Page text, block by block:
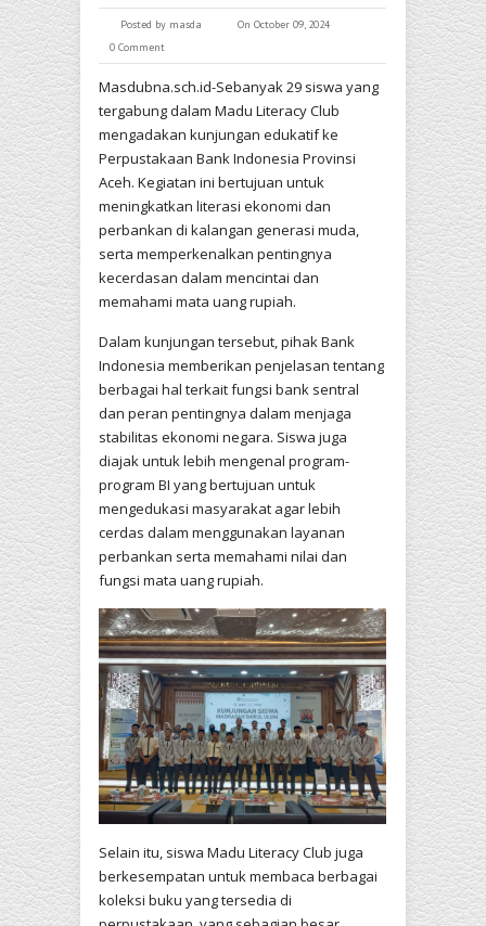
Posted by masda
On October 09, 2024
0 Comment
Masdubna.sch.id-Sebanyak 29 siswa yang
tergabung dalam Madu Literacy Club
mengadakan kunjungan edukatif ke
Perpustakaan Bank Indonesia Provinsi
Aceh. Kegiatan ini bertujuan untuk
meningkatkan literasi ekonomi dan
perbankan di kalangan generasi muda,
serta memperkenalkan pentingnya
kecerdasan dalam mencintai dan
memahami mata uang rupiah.
Dalam kunjungan tersebut, pihak Bank
Indonesia memberikan penjelasan tentang
berbagai hal terkait fungsi bank sentral
dan peran pentingnya dalam menjaga
stabilitas ekonomi negara. Siswa juga
diajak untuk lebih mengenal program-
program BI yang bertujuan untuk
mengedukasi masyarakat agar lebih
cerdas dalam menggunakan layanan
perbankan serta memahami nilai dan
fungsi mata uang rupiah.
Selain itu, siswa Madu Literacy Club juga
berkesempatan untuk membaca berbagai
koleksi buku yang tersedia di